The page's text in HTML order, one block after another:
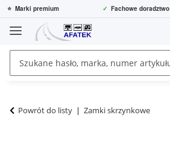
⭐ Marki premium ✓ Fachowe doradztwo
Powrót do listy Zamki skrzynkowe